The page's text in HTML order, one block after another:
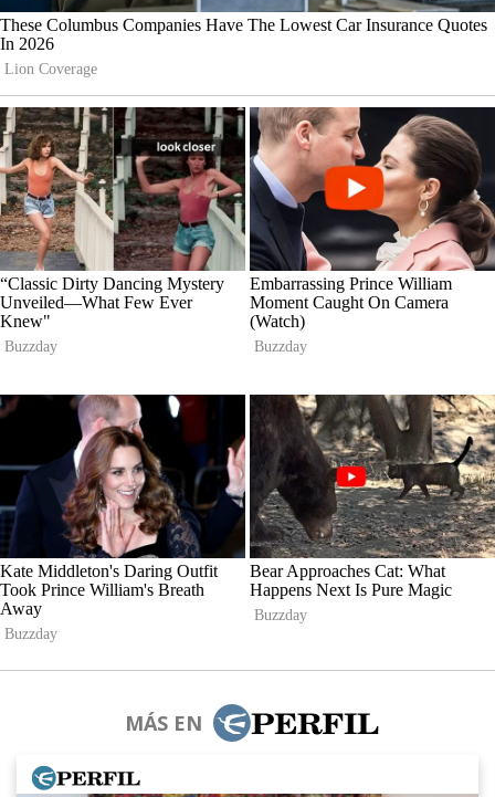
MÁS EN